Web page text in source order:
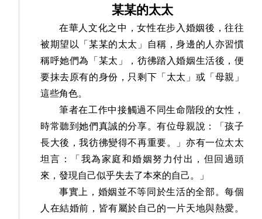
某某的太太
在華人文化之中，女性在步入婚姻後，往往
被期望以「某某的太太」自稱，身邊的人亦習慣
稱呼她們為「某太」，彷彿踏入婚姻生活後，便
要抹去原有的身份，只剩下「太太」或「母親」
這些角色。
筆者在工作中接觸過不同生命階段的女性，
時常聽到她們真誠的分享。有位母親說：「孩子
長大後，我彷彿變得不再重要。」亦有一位太太
坦言：「我為家庭和婚姻努力付出，但回過頭
來，發現自己似乎失去了本來的自己。」
事實上，婚姻並不等同於生活的全部。每個
人在結婚前，皆有屬於自己的一片天地與熱愛。